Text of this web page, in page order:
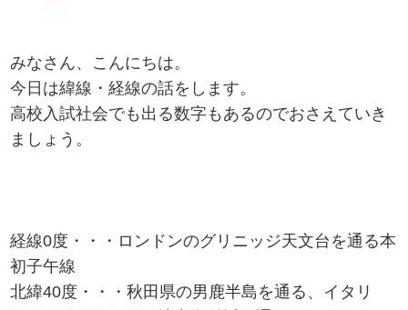
みなさん、こんにちは。
今日は緯線・経線の話をします。
高校入試社会でも出る数字もあるのでおさえていき
ましょう。
経線0度・・・ロンドンのグリニッジ天文台を通る本
初子午線
北緯40度・・・秋田県の男鹿半島を通る、イタリ